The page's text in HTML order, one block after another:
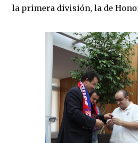
la primera división, la de